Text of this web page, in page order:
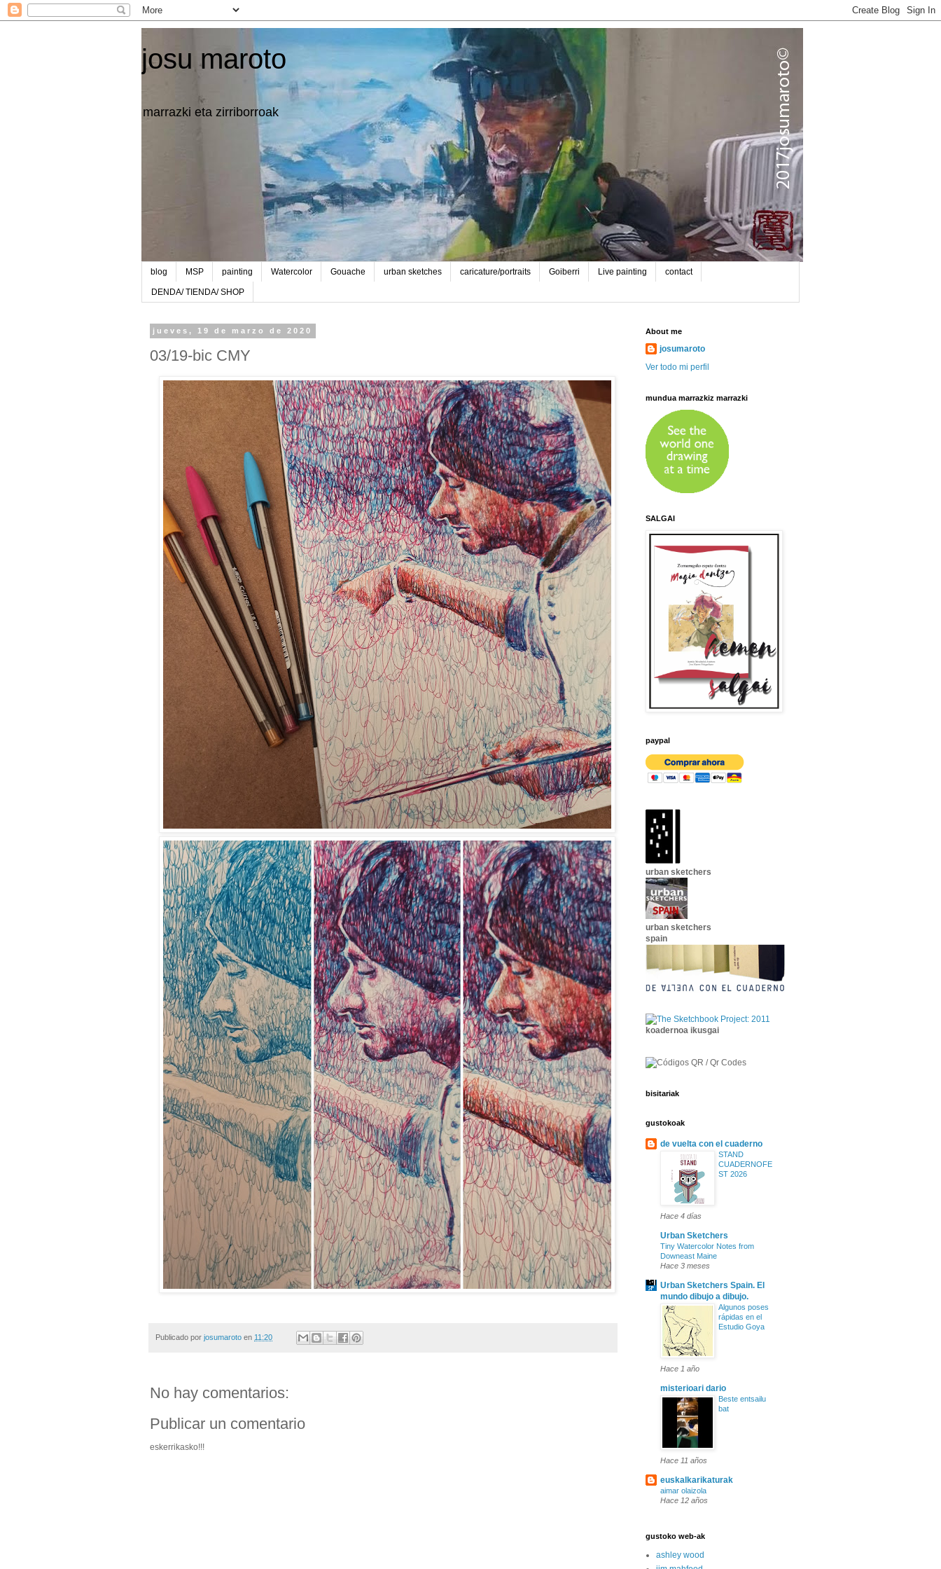
josu maroto
marrazki eta zirriborroak
blog MSP painting Watercolor Gouache urban sketches caricature/portraits Goiberri Live painting contact
DENDA/ TIENDA/ SHOP
jueves, 19 de marzo de 2020
03/19-bic CMY
Publicado por josumaroto en 11:20
No hay comentarios:
Publicar un comentario
eskerrikasko!!!
About me
josumaroto
Ver todo mi perfil
mundua marrazkiz marrazki
SALGAI
paypal
urban sketchers
urban sketchers
spain
koadernoa ikusgai
bisitariak
gustokoak
de vuelta con el cuaderno
STAND
CUADERNOFE
ST 2026
Hace 4 días
Urban Sketchers
Tiny Watercolor Notes from
Downeast Maine
Hace 3 meses
Urban Sketchers Spain. El
mundo dibujo a dibujo.
Algunos poses
rápidas en el
Estudio Goya
Hace 1 año
misterioari dario
Beste entsailu
bat
Hace 11 años
euskalkarikaturak
aimar olaizola
Hace 12 años
gustoko web-ak
ashley wood